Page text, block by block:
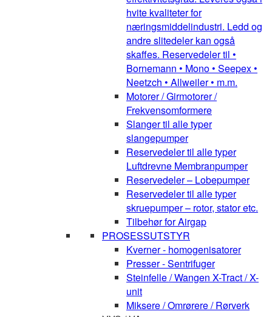
hvite kvaliteter for
næringsmiddelindustri. Ledd og
andre slitedeler kan også
skaffes. Reservedeler til •
Bornemann • Mono • Seepex •
Neetzch • Allweiler • m.m.
Motorer / Girmotorer /
Frekvensomformere
Slanger til alle typer
slangepumper
Reservedeler til alle typer
Luftdrevne Membranpumper
Reservedeler – Lobepumper
Reservedeler til alle typer
skruepumper – rotor, stator etc.
Tilbehør for Airgap
PROSESSUTSTYR
Kverner - homogenisatorer
Presser - Sentrifuger
Steinfelle / Wangen X-Tract / X-
unit
Miksere / Omrørere / Rørverk